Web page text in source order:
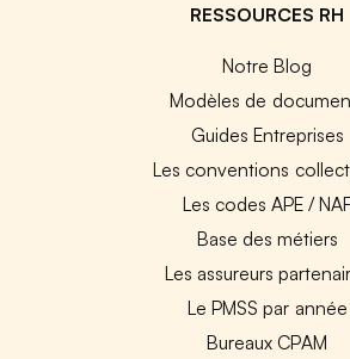
RESSOURCES RH
Notre Blog
Modèles de
Guides Entreprises
Les conventions
Les codes APE /
Base des métiers
Les assureurs
Le PMSS par année
Bureaux CPAM